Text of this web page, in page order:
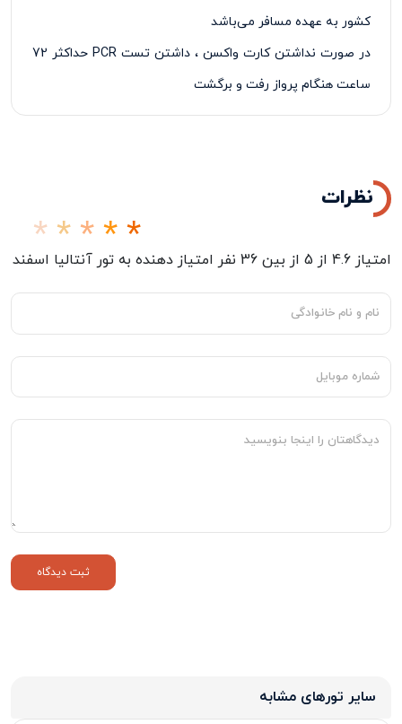
کشور به عهده مسافر می‌باشد
در صورت نداشتن کارت واکسن ، داشتن تست
حداکثر 72
ساعت هنگام پرواز رفت و برگشت
پرداخت 50% درصد از مبلغ کل تور در زمان ثبت نام تور الزامی
نظرات
امتیاز 4.6 از 5 از بین 36 نفر امتیاز دهنده به تور آنتالیا اسفند
سایر تورهای مشابه